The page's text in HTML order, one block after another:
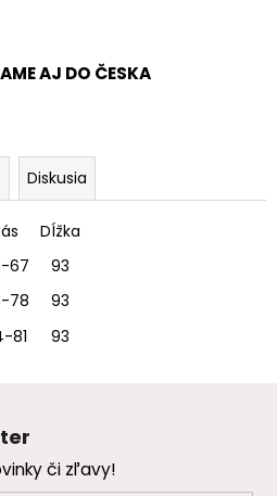
AJ DO ČESKA
Diskusia
DÍžka
67
93
78
93
81 93
či zľavy!